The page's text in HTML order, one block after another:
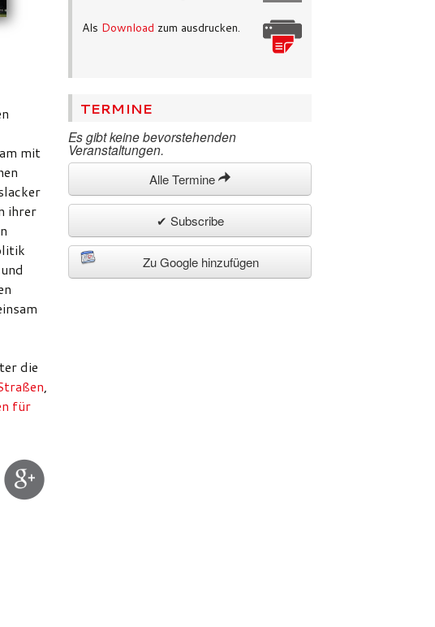
mit
ihrer
die
,
für
Als Download zum ausdrucken.
TERMINE
Es gibt keine bevorstehenden
Veranstaltungen.
Alle Termine
✔ Subscribe
Zu Google hinzufügen